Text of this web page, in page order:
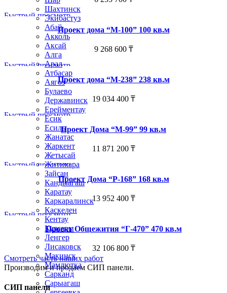
Шахтинск
Экибастуз
Абай
Акколь
Аксай
Алга
Арал
Атбасар
Аягоз
Булаево
Державинск
Ерейментау
Есик
Есиль
Жанатас
Жаркент
Жетысай
Житикара
Зайсан
Кандыагаш
Каратау
Каркаралинск
Каскелен
Кентау
Кулсары
Ленгер
Лисаковск
Макинск
Мамлютка
Сарканд
Сарыагаш
Быстрый просмотр
Проект дома “М-100” 100 кв.м
9 268 600 ₸
Быстрый просмотр
Проект дома “М-238” 238 кв.м
19 034 400 ₸
Быстрый просмотр
Проект Дома “М-99” 99 кв.м
11 871 200 ₸
Быстрый просмотр
Проект Дома “Р-168” 168 кв.м
13 952 400 ₸
Быстрый просмотр
Проект Общежития “Г-470” 470 кв.м
32 106 800 ₸
Смотреть часть наших работ
Производим и продаем СИП панели.
СИП панели